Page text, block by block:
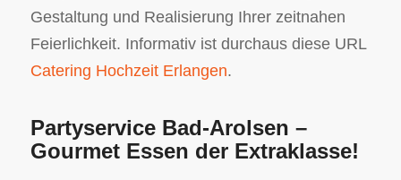
Gestaltung und Realisierung Ihrer zeitnahen
Feierlichkeit. Informativ ist durchaus diese URL
Catering Hochzeit Erlangen.
Partyservice Bad-Arolsen –
Gourmet Essen der Extraklasse!